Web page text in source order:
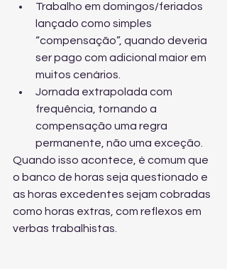
Trabalho em domingos/feriados
lançado como simples
“compensação”, quando deveria
ser pago com adicional maior em
muitos cenários.
Jornada extrapolada com
frequência, tornando a
compensação uma regra
permanente, não uma exceção.
Quando isso acontece, é comum que
o banco de horas seja questionado e
as horas excedentes sejam cobradas
como horas extras, com reflexos em
verbas trabalhistas.